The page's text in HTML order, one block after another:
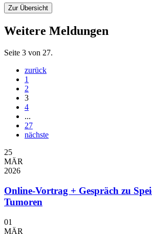
Zur Übersicht
Weitere Meldungen
Seite 3 von 27.
zurück
1
2
3
4
...
27
nächste
25
MÄR
2026
Online-Vortrag + Gespräch zu
Tumoren
01
MÄR